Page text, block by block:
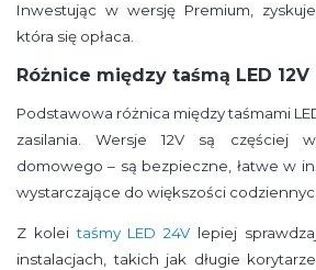
Inwestując w wersję Premium,
która się opłaca.
Różnice między taśmą LED 12V
Podstawowa różnica między taśmami
zasilania. Wersje 12V są częściej
domowego – są bezpieczne, łatwe w
wystarczające do większości
Z koleitaśmy LED 24V lepiej
instalacjach, takich jak długie